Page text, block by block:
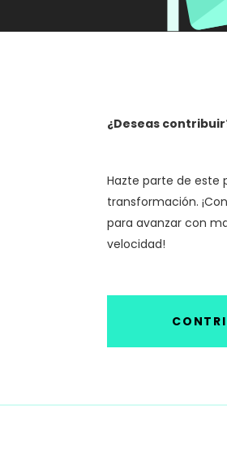
¿Deseas
Hazte parte de este
transformación.
para avanzar con
velocidad!